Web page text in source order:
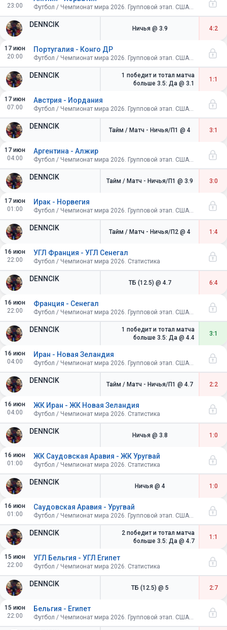
23:00
DENNCIK
Футбол / Чемпионат мира 2026. Групповой этап. США-Канада-Мексика
Ничья @ 3.9 4:2
17 июн
20:00
DENNCIK
Португалия - Конго ДР
Футбол / Чемпионат мира 2026. Групповой этап. США-Канада-Мексика
1 победит и тотал матча
больше 3.5: Да @ 3.1
1:1
17 июн
07:00
DENNCIK
Австрия - Иордания
Футбол / Чемпионат мира 2026. Групповой этап. США-Канада-Мексика
Тайм / Матч - Ничья/П1 @ 4 3:1
17 июн
04:00
DENNCIK
Аргентина - Алжир
Футбол / Чемпионат мира 2026. Групповой этап. США-Канада-Мексика
Тайм / Матч - Ничья/П1 @ 3.9 3:0
17 июн
01:00
DENNCIK
Ирак - Норвегия
Футбол / Чемпионат мира 2026. Групповой этап. США-Канада-Мексика
Тайм / Матч - Ничья/П2 @ 4 1:4
16 июн
22:00
DENNCIK
УГЛ Франция - УГЛ Сенегал
Футбол / Чемпионат мира 2026. Статистика
ТБ (12.5) @ 4.7 6:4
16 июн
22:00
DENNCIK
Франция - Сенегал
Футбол / Чемпионат мира 2026. Групповой этап. США-Канада-Мексика
1 победит и тотал матча
больше 3.5: Да @ 4.4
3:1
16 июн
04:00
DENNCIK
Иран - Новая Зеландия
Футбол / Чемпионат мира 2026. Групповой этап. США-Канада-Мексика
Тайм / Матч - Ничья/П1 @ 4.7 2:2
16 июн
04:00
DENNCIK
ЖК Иран - ЖК Новая Зеландия
Футбол / Чемпионат мира 2026. Статистика
Ничья @ 3.8 1:0
16 июн
01:00
DENNCIK
ЖК Саудовская Аравия - ЖК Уругвай
Футбол / Чемпионат мира 2026. Статистика
Ничья @ 4 1:0
16 июн
01:00
DENNCIK
Саудовская Аравия - Уругвай
Футбол / Чемпионат мира 2026. Групповой этап. США-Канада-Мексика
2 победит и тотал матча
больше 3.5: Да @ 4.7
1:1
15 июн
22:00
DENNCIK
УГЛ Бельгия - УГЛ Египет
Футбол / Чемпионат мира 2026. Статистика
ТБ (12.5) @ 5 2:7
15 июн
22:00
Бельгия - Египет
Футбол / Чемпионат мира 2026. Групповой этап. США-Канада-Мексика